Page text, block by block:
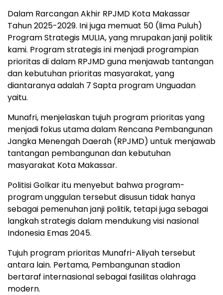
Dalam Rarcangan Akhir RPJMD Kota Makassar
Tahun 2025-2029. Ini juga memuat 50 (lima Puluh)
Program Strategis MULIA, yang mrupakan janji politik
kami. Program strategis ini menjadi programpian
prioritas di dalam RPJMD guna menjawab tantangan
dan kebutuhan prioritas masyarakat, yang
diantaranya adalah 7 Sapta program Unguadan
yaitu.
Munafri, menjelaskan tujuh program prioritas yang
menjadi fokus utama dalam Rencana Pembangunan
Jangka Menengah Daerah (RPJMD) untuk menjawab
tantangan pembangunan dan kebutuhan
masyarakat Kota Makassar.
Politisi Golkar itu menyebut bahwa program-
program unggulan tersebut disusun tidak hanya
sebagai pemenuhan janji politik, tetapi juga sebagai
langkah strategis dalam mendukung visi nasional
Indonesia Emas 2045.
Tujuh program prioritas Munafri-Aliyah tersebut
antara lain. Pertama, Pembangunan stadion
bertaraf internasional sebagai fasilitas olahraga
modern.